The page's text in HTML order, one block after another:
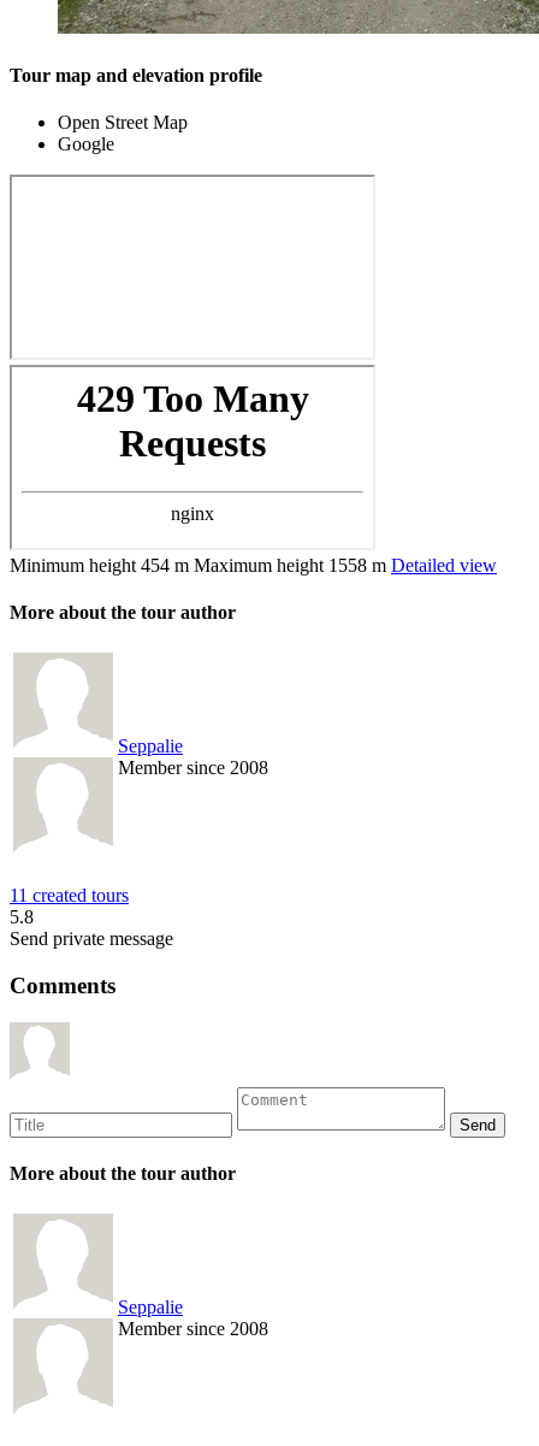
Tour map and elevation profile
Open Street Map
Google
Minimum height 454 m Maximum height 1558 m Detailed view
More about the tour author
Seppalie
Member since 2008
11 created tours
5.8
Send private message
Comments
More about the tour author
Seppalie
Member since 2008